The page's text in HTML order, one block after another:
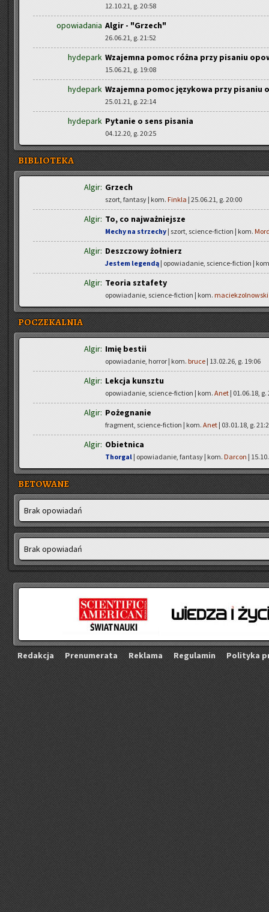
12.10.21, g. 20:58
opowiadania Algir - "Grzech"
26.06.21, g. 21:52
hydepark Wzajemna pomoc różna przy pisaniu
15.06.21, g. 19:08
hydepark Wzajemna pomoc językowa przy pisaniu
25.01.21, g. 22:14
hydepark Pytanie o sens pisania
04.12.20, g. 20:25
BIBLIOTEKA
Algir: Grzech
szort, fantasy | kom. Finkla | 25.06.21, g. 20:00
Algir: To, co najważniejsze
Mechy na strzechy | szort, science-fiction | kom.
Algir: Deszczowy żołnierz
Jestem legendą | opowiadanie, science-fiction |
Algir: Teoria sztafety
opowiadanie, science-fiction | kom. maciekzolnowski
POCZEKALNIA
Algir: Imię bestii
opowiadanie, horror | kom. bruce | 13.02.26, g. 19:06
Algir: Lekcja kunsztu
opowiadanie, science-fiction | kom. Anet | 01.06.18, g.
Algir: Pożegnanie
fragment, science-fiction | kom. Anet | 03.01.18, g.
Algir: Obietnica
Thorgal | opowiadanie, fantasy | kom. Darcon |
BETOWANE
Brak opo­wia­dań
Brak opo­wia­dań
Re­dak­cja Pre­nu­me­ra­ta Re­kla­ma Re­gu­la­min Po­li­ty­ka